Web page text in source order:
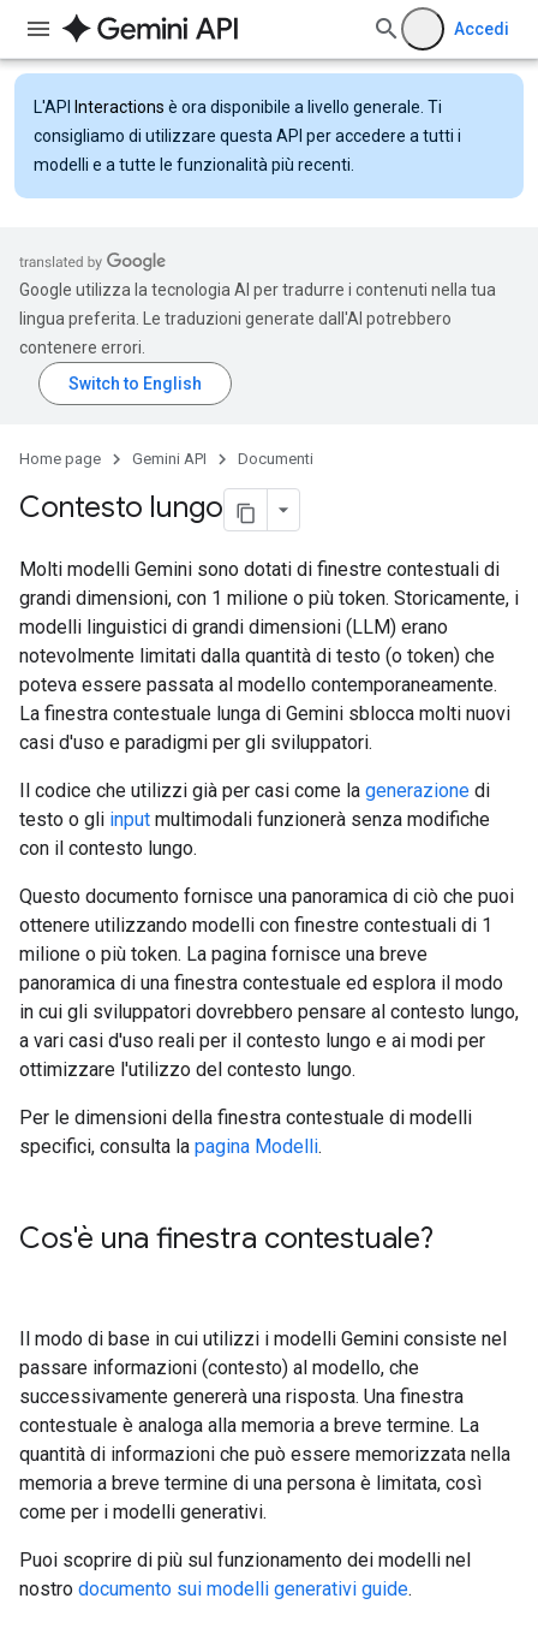
Accedi
L'API Interactions è ora disponibile a livello generale. Ti
consigliamo di utilizzare questa API per accedere a tutti i
modelli e a tutte le funzionalità più recenti.
Google utilizza la tecnologia AI per tradurre i contenuti nella tua
lingua preferita. Le traduzioni generate dall'AI potrebbero
contenere errori.
Home page Gemini API Documenti
Contesto lungo
Molti modelli Gemini sono dotati di finestre contestuali di
grandi dimensioni, con 1 milione o più token. Storicamente, i
modelli linguistici di grandi dimensioni (LLM) erano
notevolmente limitati dalla quantità di testo (o token) che
poteva essere passata al modello contemporaneamente.
La finestra contestuale lunga di Gemini sblocca molti nuovi
casi d'uso e paradigmi per gli sviluppatori.
Il codice che utilizzi già per casi come la generazione di
testo o gli input multimodali funzionerà senza modifiche
con il contesto lungo.
Questo documento fornisce una panoramica di ciò che puoi
ottenere utilizzando modelli con finestre contestuali di 1
milione o più token. La pagina fornisce una breve
panoramica di una finestra contestuale ed esplora il modo
in cui gli sviluppatori dovrebbero pensare al contesto lungo,
a vari casi d'uso reali per il contesto lungo e ai modi per
ottimizzare l'utilizzo del contesto lungo.
Per le dimensioni della finestra contestuale di modelli
specifici, consulta la pagina Modelli.
Cos'è una finestra contestuale?
Il modo di base in cui utilizzi i modelli Gemini consiste nel
passare informazioni (contesto) al modello, che
successivamente genererà una risposta. Una finestra
contestuale è analoga alla memoria a breve termine. La
quantità di informazioni che può essere memorizzata nella
memoria a breve termine di una persona è limitata, così
come per i modelli generativi.
Puoi scoprire di più sul funzionamento dei modelli nel
nostro documento sui modelli generativi guide.